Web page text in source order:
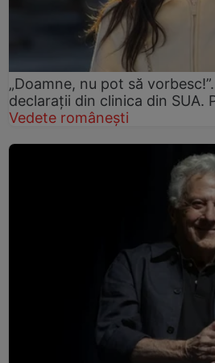
„Doamne, nu pot să
declarații din clinica din SUA.
Vedete românești